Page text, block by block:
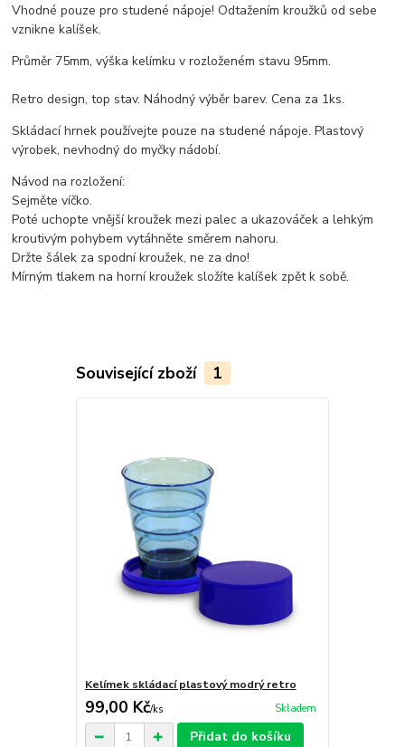
Vhodné pouze pro studené nápoje! Odtažením kroužků od sebe
vznikne kalíšek.
Průměr 75mm, výška kelímku v rozloženém stavu 95mm.
Retro design, top stav. Náhodný výběr barev. Cena za 1ks.
Skládací hrnek používejte pouze na studené nápoje. Plastový
výrobek, nevhodný do myčky nádobí.
Návod na rozložení:
Sejměte víčko.
Poté uchopte vnější kroužek mezi palec a ukazováček a lehkým
kroutivým pohybem vytáhněte směrem nahoru.
Držte šálek za spodní kroužek, ne za dno!
Mírným tlakem na horní kroužek složíte kalíšek zpět k sobě.
Související zboží 1
Kelímek skládací plastový modrý retro
99,00 Kč/ks Skladem
Přidat do košíku